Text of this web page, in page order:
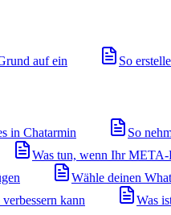
auf ein
So
in Chatarmin
So
Was tun, wenn Ihr
Wähle deinen
kann
Was